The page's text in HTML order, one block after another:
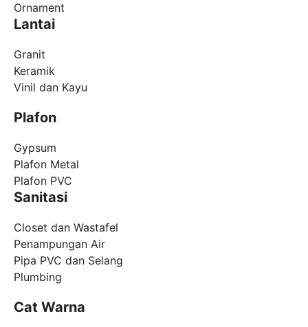
Ornament
Lantai
Granit
Keramik
Vinil dan Kayu
Plafon
Gypsum
Plafon Metal
Plafon PVC
Sanitasi
Closet dan Wastafel
Penampungan Air
Pipa PVC dan Selang
Plumbing
Cat Warna